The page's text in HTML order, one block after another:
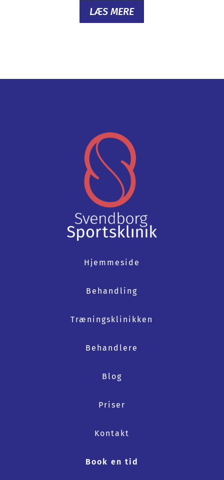
LÆS MERE
Hjemmeside
Behandling
Træningsklinikken
Behandlere
Blog
Priser
Kontakt
Book en tid